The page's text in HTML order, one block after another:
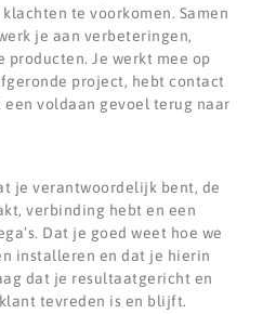
te voorkomen. Samen
je aan verbeteringen,
Je werkt mee op
project, hebt contact
voldaan gevoel terug naar
je verantwoordelijk bent, de
verbinding hebt en een
Dat je goed weet hoe we
installeren en dat je hierin
dat je resultaatgericht en
tevreden is en blijft.